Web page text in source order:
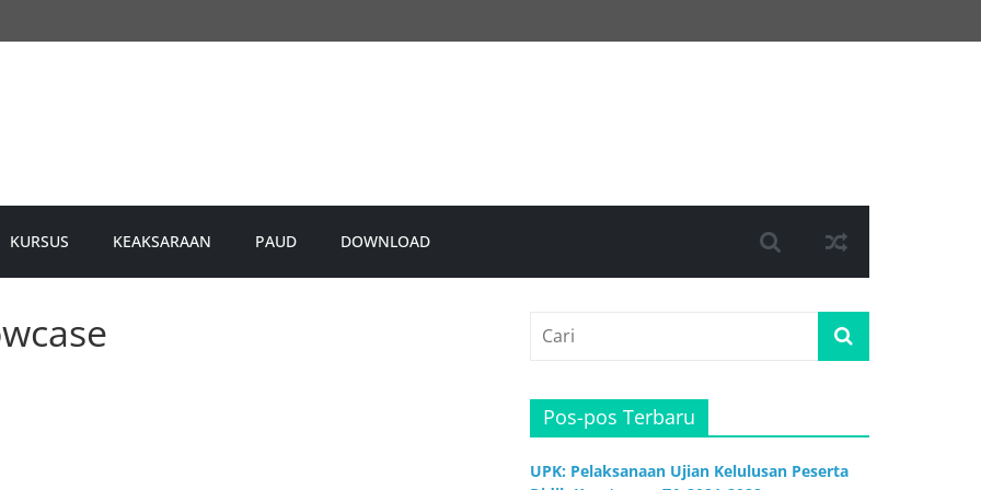
KURSUS KEAKSARAAN PAUD DOWNLOAD
Pos-pos Terbaru
UPK: Pelaksanaan Ujian Kelulusan Peserta